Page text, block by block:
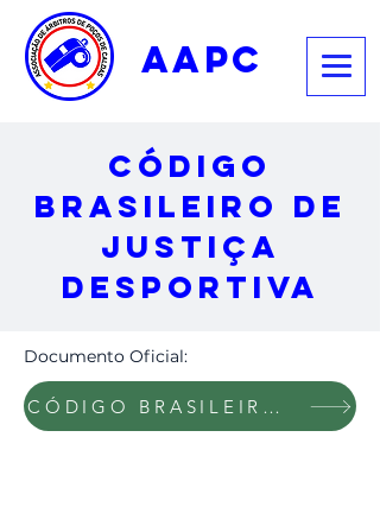
aapc
código
brasileiro de
justiça
desportiva
Documento Oficial:
CÓDIGO BRASILEIRO DE JUSTIÇA DESPORTIVA